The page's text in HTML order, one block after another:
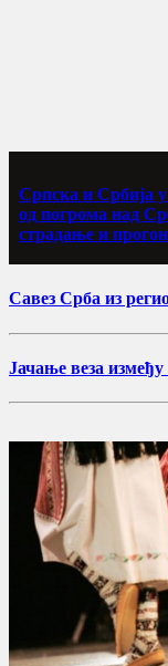
Српска и Србија
од погрома над
страдање и
Савез Срба из
Јачање веза